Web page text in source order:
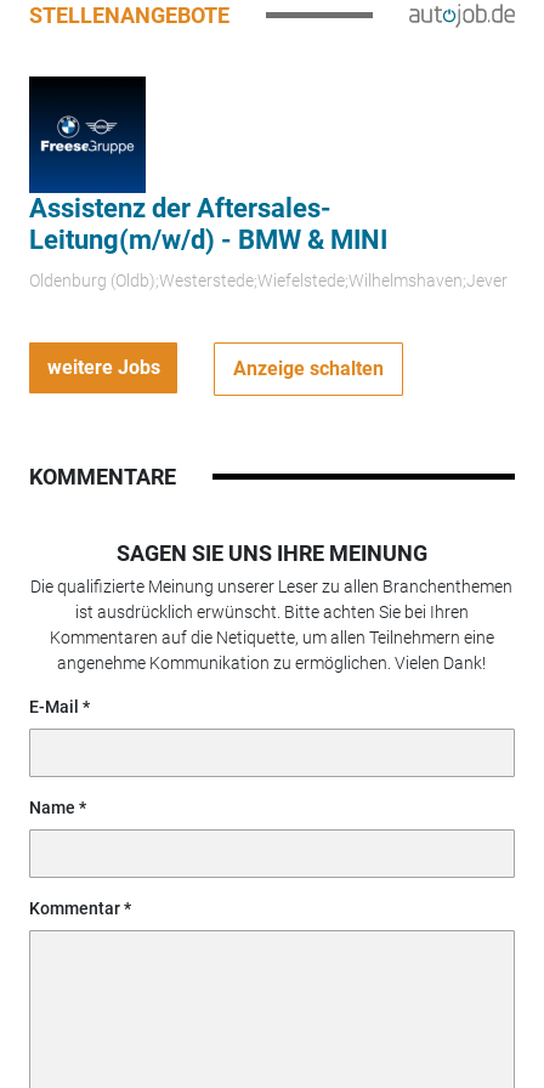
STELLENANGEBOTE
Assistenz der Aftersales-
Leitung(m/w/d) - BMW & MINI
Oldenburg (Oldb);Westerstede;Wiefelstede;Wilhelmshaven;Jever
weitere Jobs Anzeige schalten
KOMMENTARE
SAGEN SIE UNS IHRE MEINUNG
Die qualifizierte Meinung unserer Leser zu allen Branchenthemen
ist ausdrücklich erwünscht. Bitte achten Sie bei Ihren
Kommentaren auf die Netiquette, um allen Teilnehmern eine
angenehme Kommunikation zu ermöglichen. Vielen Dank!
E-Mail
Name
Kommentar